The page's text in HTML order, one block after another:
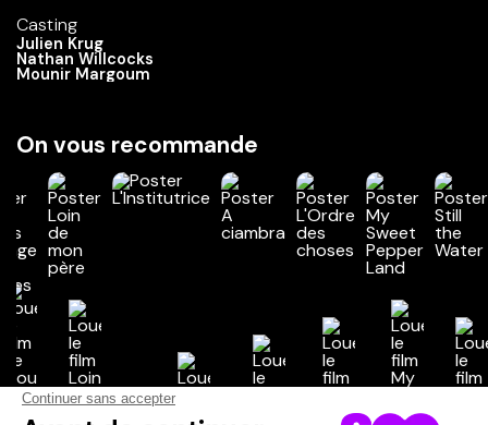
Casting
Julien Krug
Nathan Willcocks
Mounir Margoum
On vous recommande